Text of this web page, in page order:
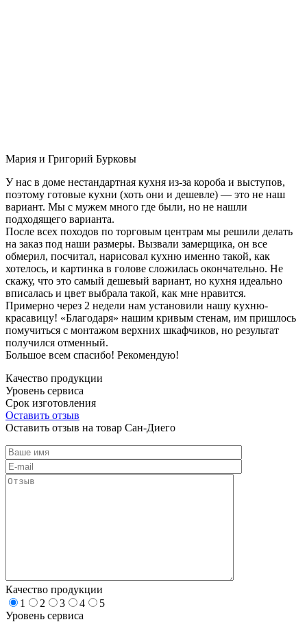
Мария и Григорий Бурковы
У нас в доме нестандартная кухня из-за короба и выступов,
поэтому готовые кухни (хоть они и дешевле) — это не наш
вариант. Мы с мужем много где были, но не нашли
подходящего варианта.
После всех походов по торговым центрам мы решили делать
на заказ под наши размеры. Вызвали замерщика, он все
обмерил, посчитал, нарисовал кухню именно такой, как
хотелось, и картинка в голове сложилась окончательно. Не
скажу, что это самый дешевый вариант, но кухня идеально
вписалась и цвет выбрала такой, как мне нравится.
Примерно через 2 недели нам установили нашу кухню-
красавицу! «Благодаря» нашим кривым стенам, им пришлось
помучиться с монтажом верхних шкафчиков, но результат
получился отменный.
Большое всем спасибо! Рекомендую!
Качество продукции
Уровень сервиса
Срок изготовления
Оставить отзыв
Оставить отзыв на товар Сан-Диего
Качество продукции
1
2 3 4
5
Уровень сервиса